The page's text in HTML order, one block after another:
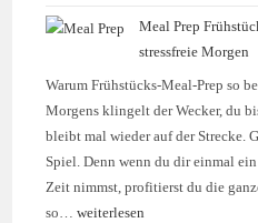
Meal Prep
stressfreie Morgen
Warum Frühstücks-Meal-Prep so
Morgens klingelt der Wecker, du
bleibt mal wieder auf der Strecke.
Spiel. Denn wenn du dir einmal
Zeit nimmst, profitierst du die
so…weiterlesen